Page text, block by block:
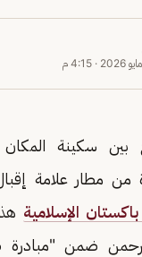
· 4:15 م
سكينة المكان
من مطار علامة
الإسلامية
ضمن "مبادرة